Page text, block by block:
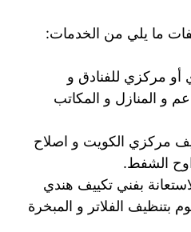
ما يلي من الخدمات:
أو مركزي للفنادق و
و المنازل و المكاتب
مركزي الكويت و اصلاح
الشفط.
بفني تكييف هندي
بتنظيف الفلاتر و المبخرة